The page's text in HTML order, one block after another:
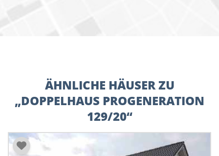
ÄHNLICHE HÄUSER ZU
„DOPPELHAUS PROGENERATION
129/20“